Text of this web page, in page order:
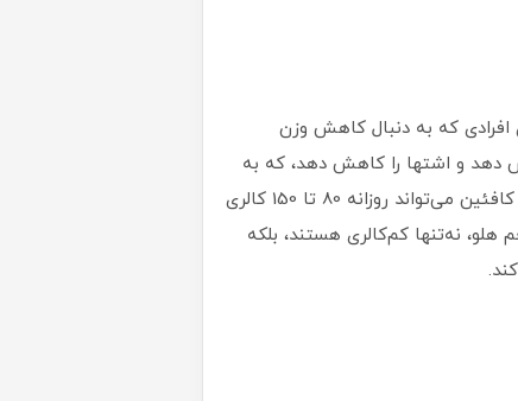
افرادی که به دنبال کاهش وزن
دهد و اشتها را کاهش دهد، که به
سوزاندن کالری بیشتر کمک می‌کند. طبق تحقیقات، مصرف 100 میلی‌گرم کافئین می‌تواند روزانه 80 تا 150 کالری
نه‌تنها کم‌کالری هستند، بلکه